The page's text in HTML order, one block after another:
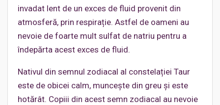
invadat lent de un exces de fluid provenit din
atmosferă, prin respirație. Astfel de oameni au
nevoie de foarte mult sulfat de natriu pentru a
îndepărta acest exces de fluid.
Nativul din semnul zodiacal al constelației Taur
este de obicei calm, muncește din greu şi este
hotărât. Copiii din acest semn zodiacal au nevoie